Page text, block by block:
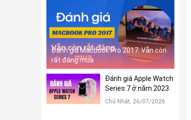
Đánh giá Macbook Pro 2017: Vẫn còn
rất đáng mua
Đánh giá Apple Watch
Series 7 ở năm 2023
Chủ Nhật, 26/07/2026